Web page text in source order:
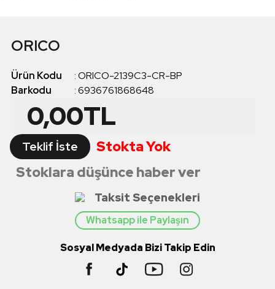
ORICO
Ürün Kodu :ORICO-2139C3-CR-BP
Barkodu
:6936761868648
0,00TL
Teklif İste
Stokta Yok
Stoklara düşünce haber ver
Taksit Seçenekleri
Whatsapp ile Paylaşın
Sosyal Medyada Bizi Takip Edin